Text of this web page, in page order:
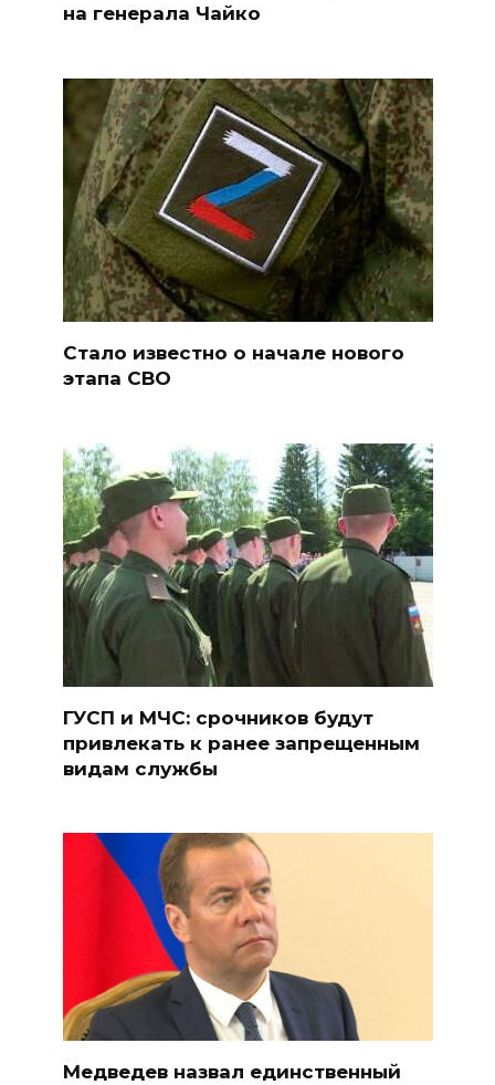
на генерала Чайко
Стало известно о начале нового
этапа СВО
ГУСП и МЧС: срочников будут
привлекать к ранее запрещенным
видам службы
Медведев назвал единственный